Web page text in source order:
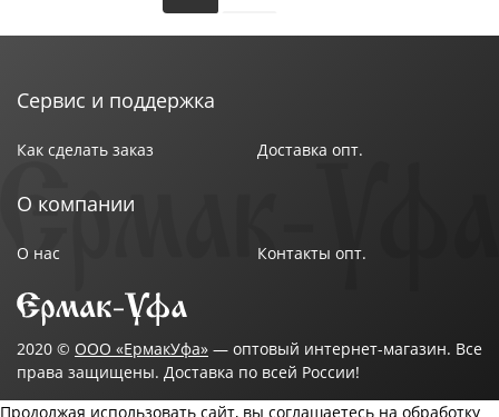
Сервис и поддержка
Как сделать заказ Доставка опт.
О компании
О нас Контакты опт.
2020 © ООО «ЕрмакУфа» — оптовый интернет-магазин. Все
права защищены. Доставка по всей России!
Продолжая использовать сайт, вы соглашаетесь на обработку